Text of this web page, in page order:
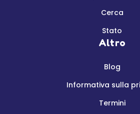
Cerca
Stato
Altro
Blog
Informativa sulla
Termini